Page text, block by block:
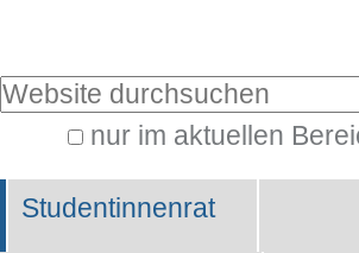
nur im aktuellen
Studentinnenrat